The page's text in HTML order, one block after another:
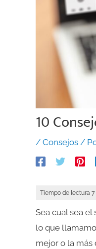
10
/ Consejos /
Sea cual sea
lo que
mejor o la más